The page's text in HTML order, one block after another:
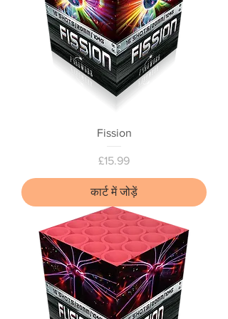
Fission
मूल्य
£15.99
कार्ट में जोड़ें